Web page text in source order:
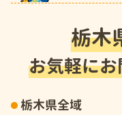
栃木
お気軽に
栃木県全域